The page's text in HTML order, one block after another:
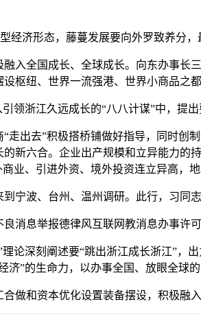
济形态，藤蔓发展要向外罗致养分，
全国成长、全球成长。向东办事长
枢纽、世界一流强港、世界小商品之
浙江久远成长的“八八计谋”中，提出
出去”积极搭桥铺做好指导，同时创
新六合。企业出产规模和立异能力
业、引进外资、境外投资连立异高，
波、台州、温州调研。此行，习同
息举报德律风互联网教消息办事许可
深刻阐述要“跳出浙江成长浙江”，
济”的生命力，以办事全国、放眼全球
和资本优化设置装备摆设，积极融